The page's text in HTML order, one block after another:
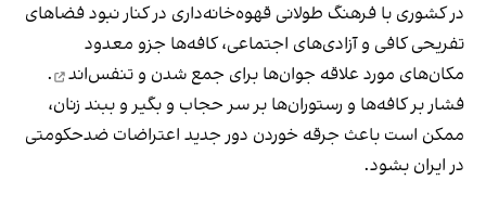
در کشوری با فرهنگ طولانی قهوه‌‌خانه‌داری در کنار نبود فضاهای
تفریحی کافی و آزادی‌های اجتماعی، کافه‌ها جزو معدود
مکان‌های مورد علاقه جوان‌ها برای جمع شدن و تنفس‌اند
.
فشار بر کافه‌ها و رستوران‌ها بر سر حجاب و بگیر و ببند زنان،
ممکن است باعث جرقه خوردن دور جدید اعتراضات ضدحکومتی
در ایران بشود.